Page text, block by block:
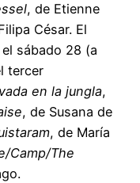
, de Etienne
César. El
sábado 28 (a
tercer
en la jungla,
, de Susana de
, de María
Camp/The